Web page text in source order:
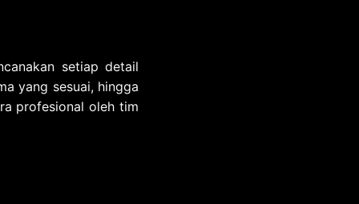
setiap detail
yang sesuai, hingga
profesional oleh tim